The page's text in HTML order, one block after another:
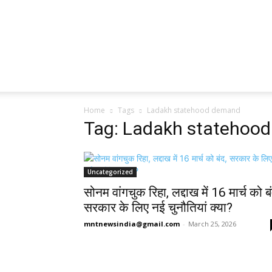
Home Tags Ladakh statehood demand
Tag: Ladakh
Uncategorized
सोनम वांगचुक रिहा, लद्दाख में 16 मार्च को
सरकार के लिए नई चुनौतियां क्या?
mntnewsindia@gmail.com - March 25, 2026